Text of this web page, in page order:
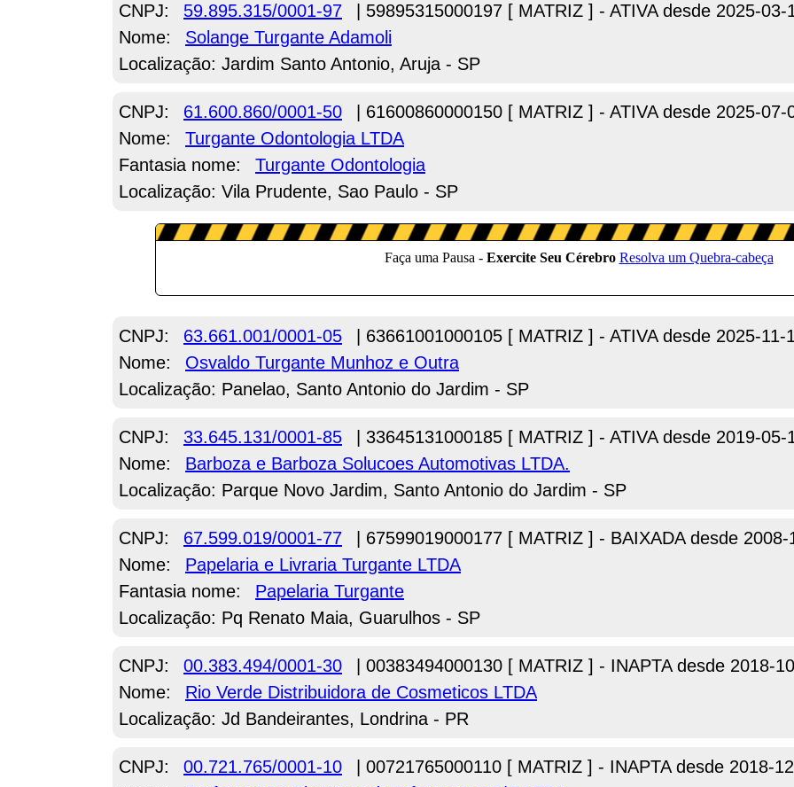
CNPJ: 59.895.315/0001-97
| 59895315000197 [ MATRIZ ] - ATIVA desde 2025-03-
Nome:
Solange Turgante Adamoli
Localização: Jardim Santo Antonio, Aruja - SP
CNPJ: 61.600.860/0001-50
| 61600860000150 [ MATRIZ ] - ATIVA desde 2025-07-
Nome:
Turgante Odontologia LTDA
Fantasia nome:
Turgante Odontologia
Localização: Vila Prudente, Sao Paulo - SP
CNPJ: 63.661.001/0001-05
| 63661001000105 [ MATRIZ ] - ATIVA desde 2025-11-
Nome:
Osvaldo Turgante Munhoz e Outra
Localização: Panelao, Santo Antonio do Jardim - SP
CNPJ: 33.645.131/0001-85
| 33645131000185 [ MATRIZ ] - ATIVA desde 2019-05-
Nome:
Barboza e Barboza Solucoes Automotivas LTDA.
Localização: Parque Novo Jardim, Santo Antonio do Jardim - SP
CNPJ: 67.599.019/0001-77
| 67599019000177 [ MATRIZ ] - BAIXADA desde 2008-
Nome:
Papelaria e Livraria Turgante LTDA
Fantasia nome:
Papelaria Turgante
Localização: Pq Renato Maia, Guarulhos - SP
CNPJ: 00.383.494/0001-30
| 00383494000130 [ MATRIZ ] - INAPTA desde 2018-
Nome:
Rio Verde Distribuidora de Cosmeticos LTDA
Localização: Jd Bandeirantes, Londrina - PR
CNPJ: 00.721.765/0001-10
| 00721765000110 [ MATRIZ ] - INAPTA desde 2018-